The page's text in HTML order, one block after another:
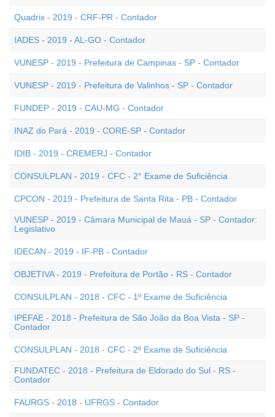
Quadrix - 2019 - CRF-PR - Contador
IADES - 2019 - AL-GO - Contador
VUNESP - 2019 - Prefeitura de Campinas - SP - Contador
VUNESP - 2019 - Prefeitura de Valinhos - SP - Contador
FUNDEP - 2019 - CAU-MG - Contador
INAZ do Pará - 2019 - CORE-SP - Contador
IDIB - 2019 - CREMERJ - Contador
CONSULPLAN - 2019 - CFC - 2° Exame de Suficiência
CPCON - 2019 - Prefeitura de Santa Rita - PB - Contador
VUNESP - 2019 - Câmara Municipal de Mauá - SP - Contador:
Legislativo
IDECAN - 2019 - IF-PB - Contador
OBJETIVA - 2019 - Prefeitura de Portão - RS - Contador
CONSULPLAN - 2018 - CFC - 1º Exame de Suficiência
IPEFAE - 2018 - Prefeitura de São João da Boa Vista - SP -
Contador
CONSULPLAN - 2018 - CFC - 2º Exame de Suficiência
FUNDATEC - 2018 - Prefeitura de Eldorado do Sul - RS -
Contador
FAURGS - 2018 - UFRGS - Contador